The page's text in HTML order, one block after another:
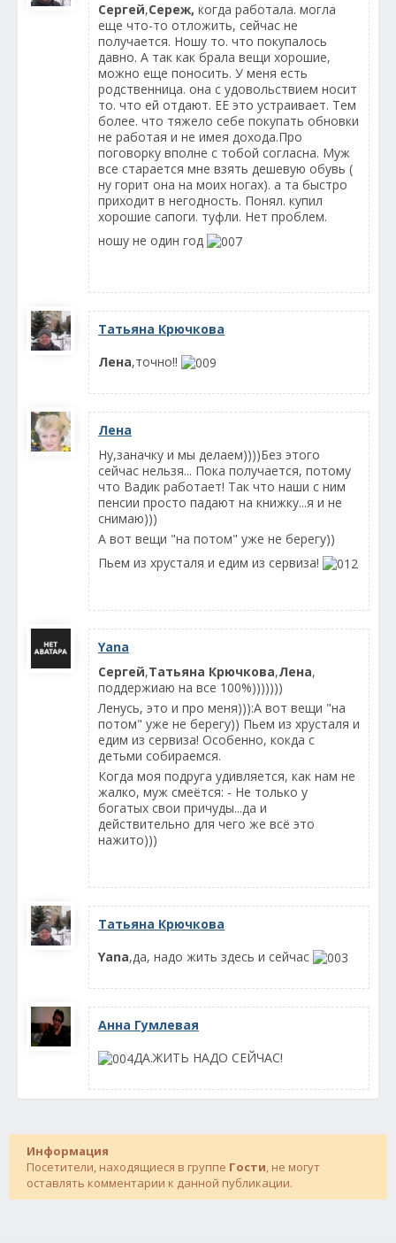
Сергей,Сереж, когда работала. могла
еще что-то отложить, сейчас не
получается. Ношу то. что покупалось
давно. А так как брала вещи хорошие,
можно еще поносить. У меня есть
родственница. она с удовольствием носит
то. что ей отдают. ЕЕ это устраивает. Тем
более. что тяжело себе покупать обновки
не работая и не имея дохода.Про
поговорку вполне с тобой согласна. Муж
все старается мне взять дешевую обувь (
ну горит она на моих ногах). а та быстро
приходит в негодность. Понял. купил
хорошие сапоги. туфли. Нет проблем.
ношу не один год
Татьяна Крючкова
Лена,точно!!
Лена
Ну,заначку и мы делаем))))Без этого
сейчас нельзя... Пока получается, потому
что Вадик работает! Так что наши с ним
пенсии просто падают на книжку...я и не
снимаю)))
А вот вещи "на потом" уже не берегу))
Пьем из хрусталя и едим из сервиза!
Yana
Сергей,Татьяна Крючкова,Лена,
поддержиаю на все 100%)))))))
Ленусь, это и про меня))):А вот вещи "на
потом" уже не берегу)) Пьем из хрусталя и
едим из сервиза! Особенно, кокда с
детьми собираемся.
Когда моя подруга удивляется, как нам не
жалко, муж смеётся: - Не только у
богатых свои причуды...да и
действительно для чего же всё это
нажито)))
Татьяна Крючкова
Yana,да, надо жить здесь и сейчас
Анна Гумлевая
ДА.ЖИТЬ НАДО СЕЙЧАС!
Информация
Посетители, находящиеся в группе Гости, не могут
оставлять комментарии к данной публикации.